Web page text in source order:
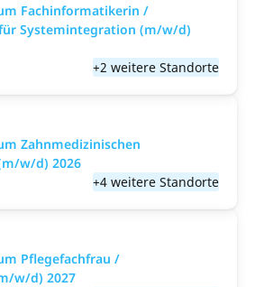
Fachinformatikerin /
Systemintegration (m/w/d)
+2 weitere Standorte
Zahnmedizinischen
w/d) 2026
+4 weitere Standorte
Pflegefachfrau /
w/d) 2027